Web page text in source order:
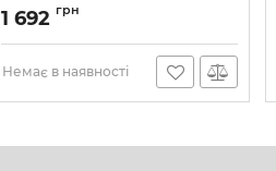
Артикул: MG-043BL-US
1 692 грн
Немає в наявності